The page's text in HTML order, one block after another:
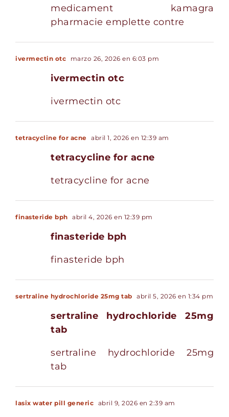
medicament kamagra
pharmacie emplette contre
ivermectin otc marzo 26, 2026 en 6:03 pm
ivermectin otc
ivermectin otc
tetracycline for acne abril 1, 2026 en 12:39 am
tetracycline for acne
tetracycline for acne
finasteride bph abril 4, 2026 en 12:39 pm
finasteride bph
finasteride bph
sertraline hydrochloride 25mg tab abril 5, 2026 en 1:34 pm
sertraline hydrochloride 25mg
tab
sertraline hydrochloride 25mg
tab
lasix water pill generic abril 9, 2026 en 2:39 am